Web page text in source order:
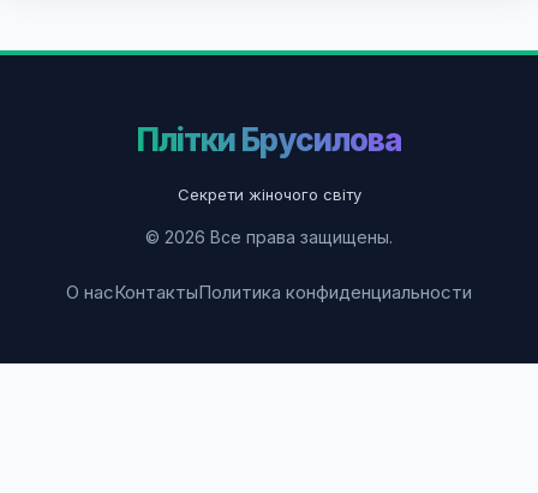
Плітки Брусилова
Секрети жіночого світу
© 2026 Все права защищены.
О насКонтактыПолитика конфиденциальности